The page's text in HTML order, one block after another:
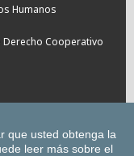
Humanos
Cooperativo
de Deusto en
que usted obtenga la
leer más sobre el